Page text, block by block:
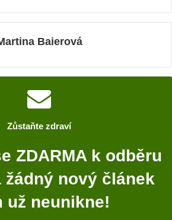
Baierová
Zůstaňte zdraví
ZDARMA k odběru
žádný nový článek
už neunikne!